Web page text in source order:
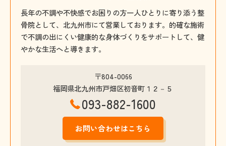
長年の不調や不快感でお困りの方一人ひとりに寄り添う整
骨院として、北九州市にて営業しております。的確な施術
で不調の出にくい健康的な身体づくりをサポートして、健
やかな生活へと導きます。
〒804-0066
福岡県北九州市戸畑区初音町１２－５
093-882-1600
お問い合わせはこちら